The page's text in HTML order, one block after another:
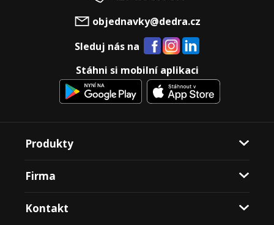
objednavky@dedra.cz
Sleduj nás na
Stáhni si mobilní aplikaci
Produkty
Firma
Kontakt